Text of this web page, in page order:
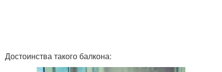
Достоинства такого балкона: